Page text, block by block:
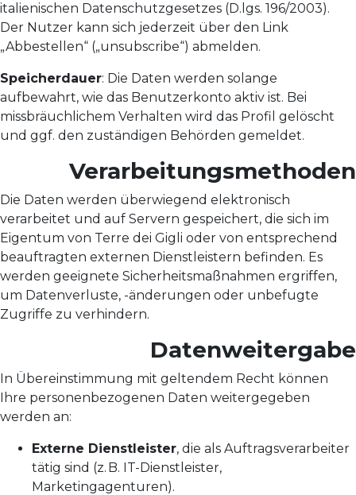
italienischen Datenschutzgesetzes (D.lgs. 196/2003).
Der Nutzer kann sich jederzeit über den Link
„Abbestellen“ („unsubscribe“) abmelden.
Speicherdauer: Die Daten werden solange
aufbewahrt, wie das Benutzerkonto aktiv ist. Bei
missbräuchlichem Verhalten wird das Profil gelöscht
und ggf. den zuständigen Behörden gemeldet.
Verarbeitungsmethoden
Die Daten werden überwiegend elektronisch
verarbeitet und auf Servern gespeichert, die sich im
Eigentum von Terre dei Gigli oder von entsprechend
beauftragten externen Dienstleistern befinden. Es
werden geeignete Sicherheitsmaßnahmen ergriffen,
um Datenverluste, -änderungen oder unbefugte
Zugriffe zu verhindern.
Datenweitergabe
In Übereinstimmung mit geltendem Recht können
Ihre personenbezogenen Daten weitergegeben
werden an:
Externe Dienstleister, die als Auftragsverarbeiter
tätig sind (z. B. IT-Dienstleister,
Marketingagenturen).